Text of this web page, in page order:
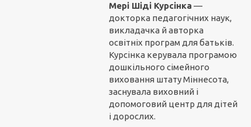
Мері Шіді Курсінка —
докторка педагогічних наук,
викладачка й авторка
освітніх програм для батьків.
Курсінка керувала програмою
дошкільного сімейного
виховання штату Міннесота,
заснувала виховний і
допомоговий центр для дітей
і дорослих.